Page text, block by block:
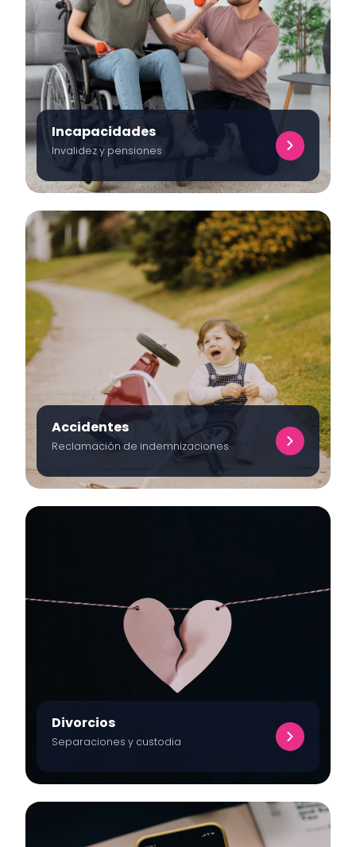
Incapacidades
Invalidez y pensiones
Accidentes
Reclamación de indemnizaciones
Divorcios
Separaciones y custodia